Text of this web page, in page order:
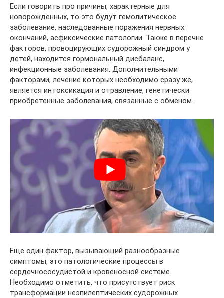
Если говорить про причины, характерные для
новорожденных, то это будут гемолитическое
заболевание, наследованные поражения нервных
окончаний, асфиксические патологии. Также в перечне
факторов, провоцирующих судорожный синдром у
детей, находится гормональный дисбаланс,
инфекционные заболевания. Дополнительными
факторами, лечение которых необходимо сразу же,
является интоксикация и отравление, генетически
приобретенные заболевания, связанные с обменом.
Еще один фактор, вызывающий разнообразные
симптомы, это патологические процессы в
сердечнососудистой и кровеносной системе.
Необходимо отметить, что присутствует риск
трансформации неэпилептических судорожных